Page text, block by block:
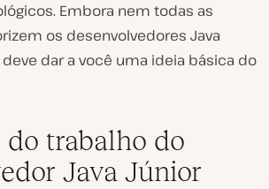
Embora nem todas as
os desenvolvedores Java
dar a você uma ideia básica do
do trabalho do
Java Júnior